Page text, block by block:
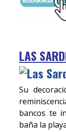
LAS
Su
bancos te
baña la